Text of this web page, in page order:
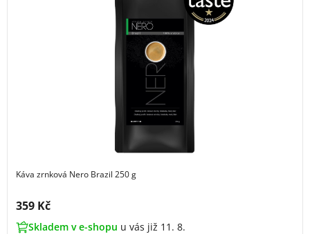
Káva zrnková Nero Brazil 250 g
Cena s DPH:
359 Kč
Skladem v e-shopu u vás již 11. 8.